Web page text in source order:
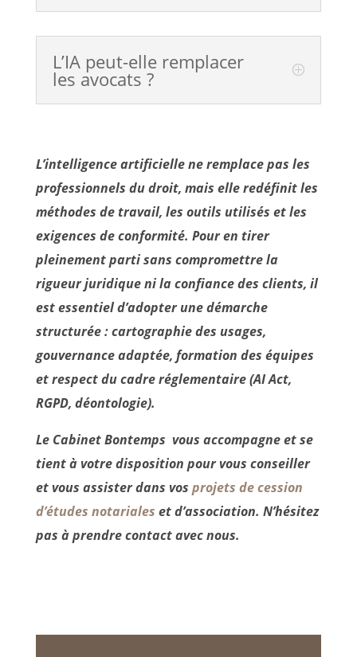
L’IA peut-elle remplacer
les avocats ?
L’intelligence artificielle ne remplace pas les
professionnels du droit, mais elle redéfinit les
méthodes de travail, les outils utilisés et les
exigences de conformité. Pour en tirer
pleinement parti sans compromettre la
rigueur juridique ni la confiance des clients, il
est essentiel d’adopter une démarche
structurée : cartographie des usages,
gouvernance adaptée, formation des équipes
et respect du cadre réglementaire (AI Act,
RGPD, déontologie).
Le Cabinet Bontemps vous accompagne et se
tient à votre disposition pour vous conseiller
et vous assister dans vos projets de cession
d’études notariales et d’association. N’hésitez
pas à prendre contact avec nous.